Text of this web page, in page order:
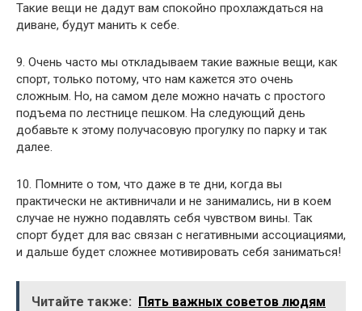
Такие вещи не дадут вам спокойно прохлаждаться на
диване, будут манить к себе.
9. Очень часто мы откладываем такие важные вещи, как
спорт, только потому, что нам кажется это очень
сложным. Но, на самом деле можно начать с простого
подъема по лестнице пешком. На следующий день
добавьте к этому получасовую прогулку по парку и так
далее.
10. Помните о том, что даже в те дни, когда вы
практически не активничали и не занимались, ни в коем
случае не нужно подавлять себя чувством вины. Так
спорт будет для вас связан с негативными ассоциациями,
и дальше будет сложнее мотивировать себя заниматься!
Читайте также: Пять важных советов людям